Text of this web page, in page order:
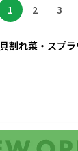
1 2 3
貝割れ菜・スプ